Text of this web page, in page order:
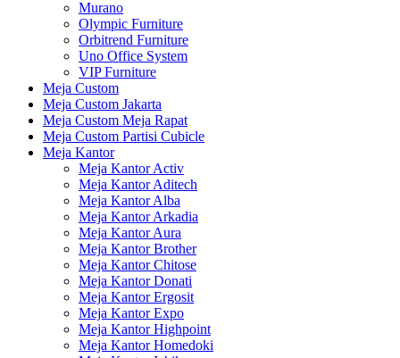
Murano
Olympic Furniture
Orbitrend Furniture
Uno Office System
VIP Furniture
Meja Custom
Meja Custom Jakarta
Meja Custom Meja Rapat
Meja Custom Partisi Cubicle
Meja Kantor
Meja Kantor Activ
Meja Kantor Aditech
Meja Kantor Alba
Meja Kantor Arkadia
Meja Kantor Aura
Meja Kantor Brother
Meja Kantor Chitose
Meja Kantor Donati
Meja Kantor Ergosit
Meja Kantor Expo
Meja Kantor Highpoint
Meja Kantor Homedoki